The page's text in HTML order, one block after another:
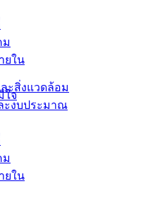
ม
ยใน
ใจ
ะสิ่งแวดล้อม
ะงบประมาณ
ม
ยใน